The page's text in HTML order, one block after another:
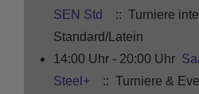
SEN Std
:: Turniere
Standard/Latein
14:00 Uhr - 20:00 Uhr
Steel+
:: Turniere &